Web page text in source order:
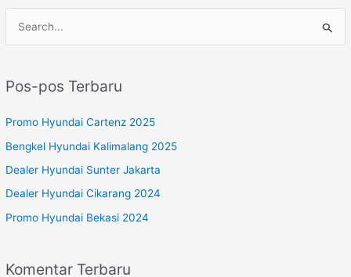
i
u
k
:
Pos-pos Terbaru
Promo Hyundai Cartenz 2025
Bengkel Hyundai Kalimalang 2025
Dealer Hyundai Sunter Jakarta
Dealer Hyundai Cikarang 2024
Promo Hyundai Bekasi 2024
Komentar Terbaru